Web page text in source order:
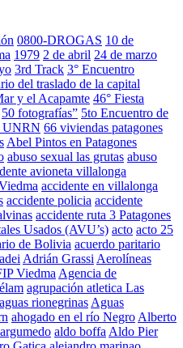
0800-DROGAS 10 de
1979 2 de abril 24 de marzo
3rd Track 3° Encuentro
del traslado de la capital
y el Acapamte 46° Fiesta
50 fotografías” 5to Encuentro de
UNRN 66 viviendas patagones
Abel Pintos en Patagones
abuso sexual las grutas abuso
avioneta villalonga
accidente en villalonga
accidente policia accidente
accidente ruta 3 Patagones
Usados (AVU’s) acto acto 25
de Bolivia acuerdo paritario
Adrián Grassi Aerolíneas
Viedma Agencia de
agrupación atletica Las
aguas rionegrinas Aguas
ahogado en el río Negro Alberto
aldo boffa Aldo Pier